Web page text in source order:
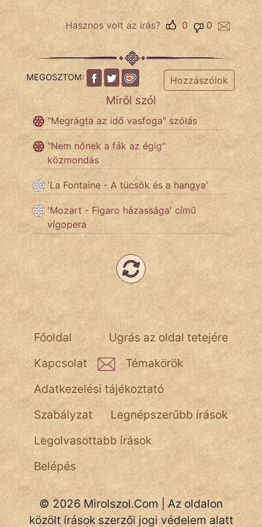
Hunor
Jób Gedeon
vörös ördög
NapHold
pszichopati
Hoffer Botond
Hasznos volt az írás? 0
0
MEGOSZTOM: Hozzászólok
Miről szól
"Megrágta az idő vasfoga" szólás
"Nem nőnek a fák az égig"
közmondás
'La Fontaine - A tücsök és a hangya'
'Mozart - Figaro házassága' című
vígopera
Ugrás az oldal tetejére
Főoldal
Kapcsolat
Témakörök
Adatkezelési tájékoztató
Szabályzat
Legnépszerűbb írások
Legolvasottabb írások
Belépés
© 2026 Mirolszol.Com | Az oldalon
közölt írások szerzői jogi védelem alatt